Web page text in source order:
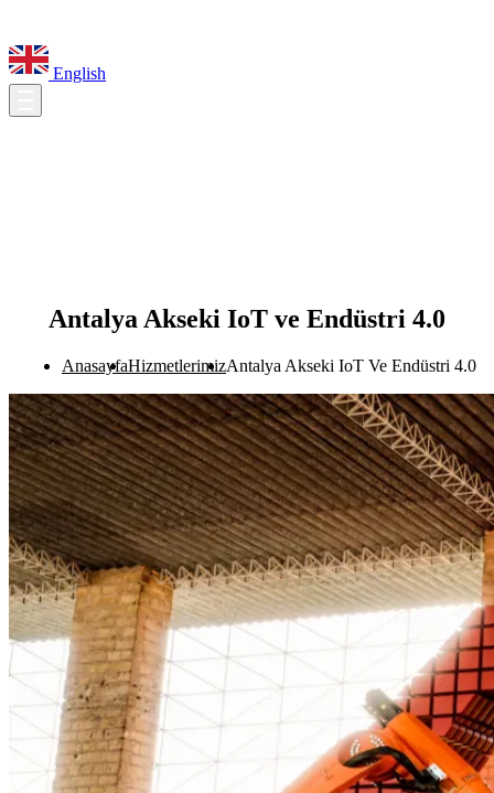
English
Antalya Akseki IoT ve Endüstri 4.0
AnasayfaHizmetlerimizAntalya Akseki IoT Ve Endüstri 4.0